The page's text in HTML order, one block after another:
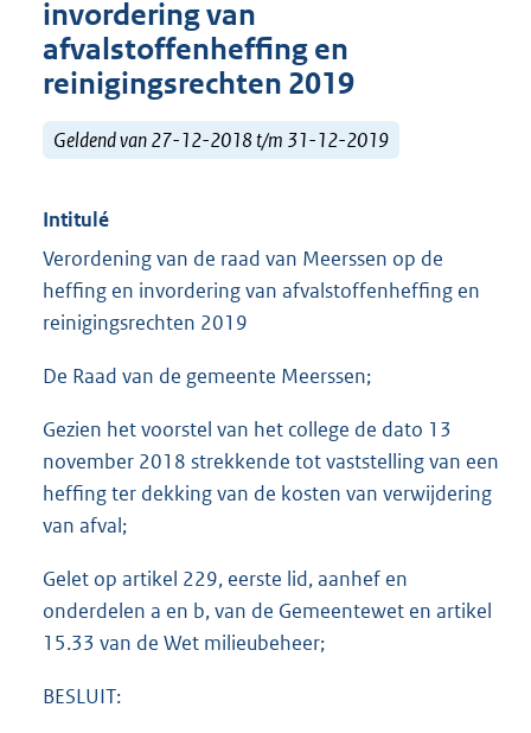
invordering van
afvalstoffenheffing en
reinigingsrechten 2019
Geldend van 27-12-2018 t/m 31-12-2019
Intitulé
Verordening van de raad van Meerssen op de
heffing en invordering van afvalstoffenheffing en
reinigingsrechten 2019
De Raad van de gemeente Meerssen;
Gezien het voorstel van het college de dato 13
november 2018 strekkende tot vaststelling van een
heffing ter dekking van de kosten van verwijdering
van afval;
Gelet op artikel 229, eerste lid, aanhef en
onderdelen a en b, van de Gemeentewet en artikel
15.33 van de Wet milieubeheer;
BESLUIT: